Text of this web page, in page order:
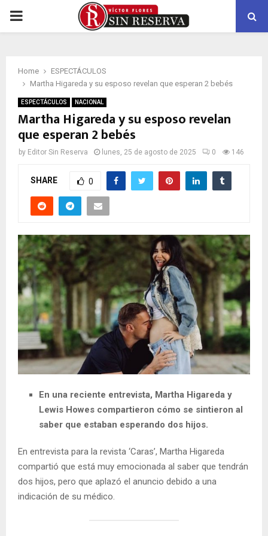
PRIMARY
Home
ESPECTÁCULOS
Martha Higareda y su esposo revelan que esperan 2 bebés
ESPECTÁCULOS NACIONAL
Martha Higareda y su esposo revelan
que esperan 2 bebés
by Editor Sin Reserva lunes, 25 de agosto de 2025 0 146
SHARE 0
En una reciente entrevista, Martha Higareda y
Lewis Howes compartieron cómo se sintieron al
saber que estaban esperando dos hijos.
En entrevista para la revista ‘Caras’, Martha Higareda
compartió que está muy emocionada al saber que tendrán
dos hijos, pero que aplazó el anuncio debido a una
indicación de su médico.